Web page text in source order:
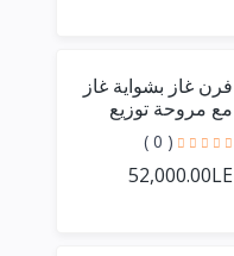
فرن غاز بشواية غاز
مع مروحة توزيع
واحدة + تايمر عادي
بفريم أستيل حرف
يو 90 سم
( 0 )
52,000.00LE